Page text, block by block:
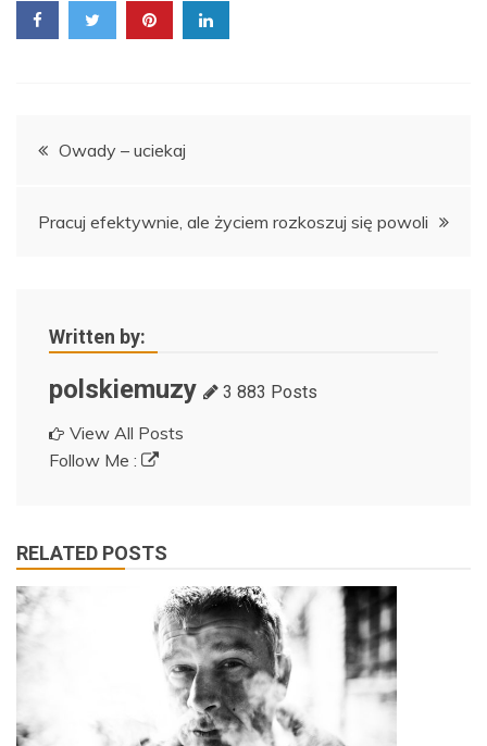
Nawigacja
Owady – uciekaj
Pracuj efektywnie, ale życiem rozkoszuj się powoli
Written by:
polskiemuzy 3 883 Posts
View All Posts
Follow Me :
RELATED POSTS